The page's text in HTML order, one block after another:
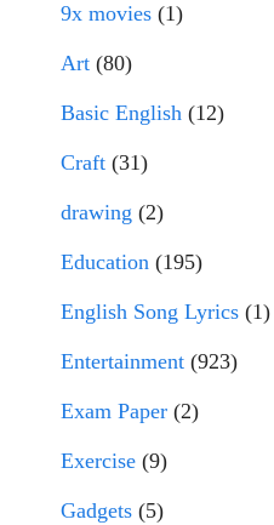
9x movies (1)
Art (80)
Basic English (12)
Craft (31)
drawing (2)
Education (195)
English Song Lyrics (1)
Entertainment (923)
Exam Paper (2)
Exercise (9)
Gadgets (5)